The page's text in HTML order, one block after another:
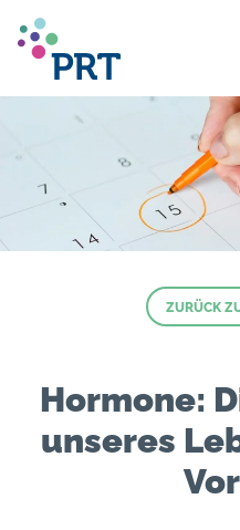
ZURÜCK
Hormone:
unseres